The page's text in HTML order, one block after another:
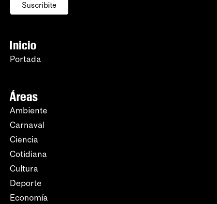
Suscribite
Inicio
Portada
Áreas
Ambiente
Carnaval
Ciencia
Cotidiana
Cultura
Deporte
Economía